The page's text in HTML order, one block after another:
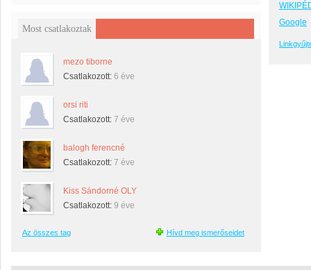
Most csatlakoztak
mezo tiborne
Csatlakozott: 6 éve
orsi riti
Csatlakozott: 7 éve
balogh ferencné
Csatlakozott: 7 éve
Kiss Sándorné OLY
Csatlakozott: 9 éve
Az összes tag Hívd meg ismerőseidet
Google